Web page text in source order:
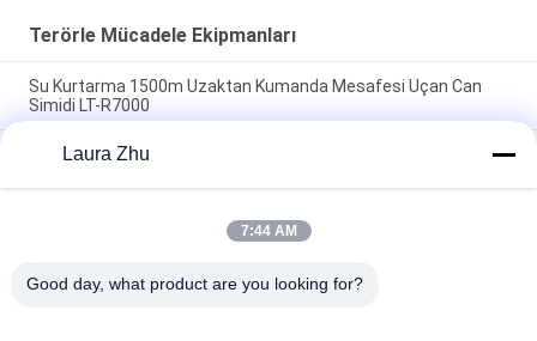
Terörle Mücadele Ekipmanları
Su Kurtarma 1500m Uzaktan Kumanda Mesafesi Uçan Can
Simidi LT-R7000
Mayın kullanımı için 300m menzilli, yansıtıcı plakalar
mesafe ölçüm aracı
6500N çekme kuvveti, 1100m uzaktan kumanda ve %78,1
Laura Zhu
7:44 AM
Good day, what product are you looking for?